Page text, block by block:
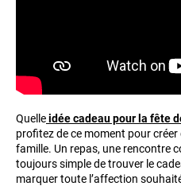
Quelleidée cadeau pour la fête
profitez de ce moment pour
famille. Un repas, une rencontre
toujours simple de trouver le
marquer toute l’affection